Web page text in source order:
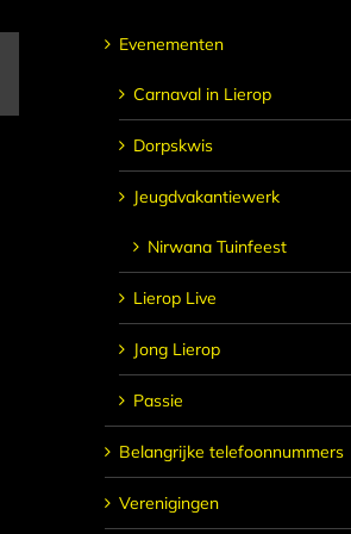
Evenementen
Carnaval in Lierop
Dorpskwis
Jeugdvakantiewerk
Nirwana Tuinfeest
Lierop Live
Jong Lierop
Passie
Belangrijke telefoonnummers
Verenigingen